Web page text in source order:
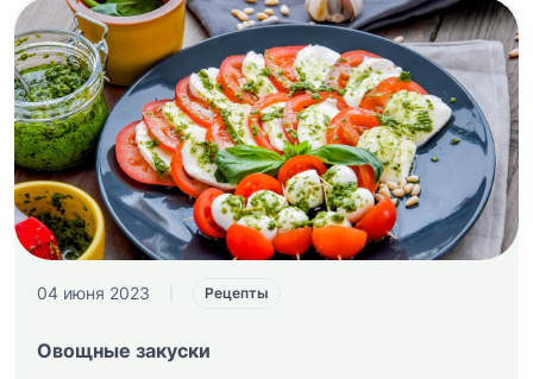
04 июня 2023 Рецепты
Овощные закуски